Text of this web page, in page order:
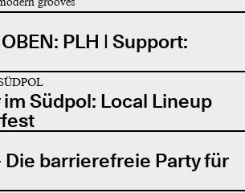
PLH | Support:
Südpol: Local Lineup
Die barrierefreie Party für